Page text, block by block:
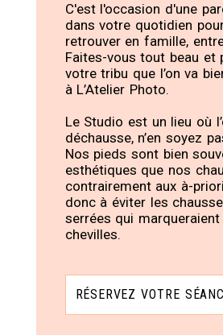
C'est l'occasion d'une
dans votre quotidien
retrouver en famille,
Faites-vous tout beau et
votre tribu que l’on va
à L’Atelier Photo.
Le Studio est un lieu où
déchausse, n’en soyez
Nos pieds sont bien
esthétiques que nos
contrairement aux à-
donc à éviter les
serrées qui
chevilles.
RÉSERVEZ VOTRE